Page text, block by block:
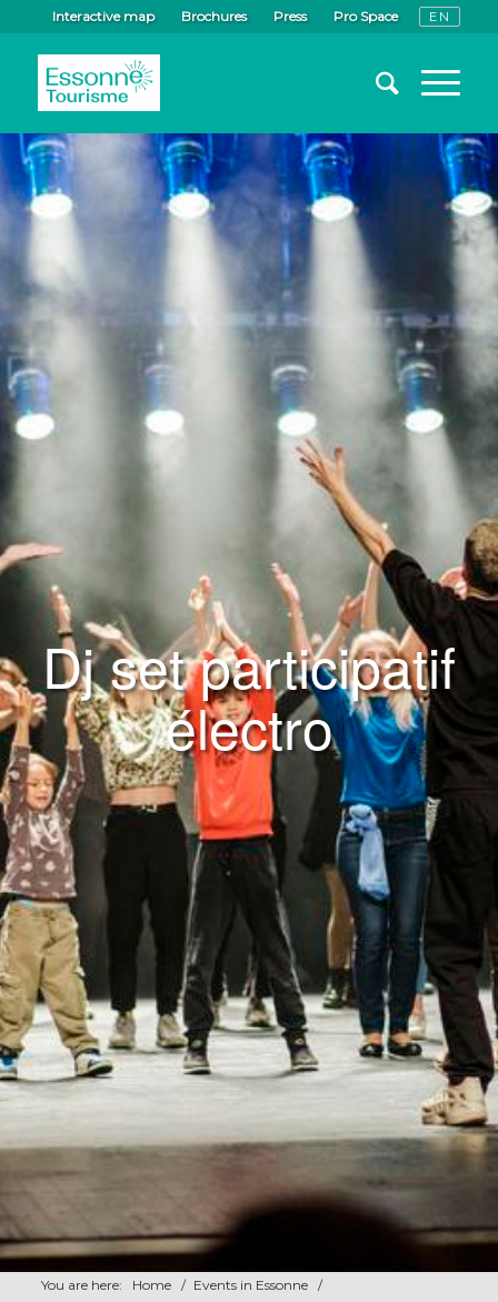
Interactive map Brochures Press Pro Space
Dj set participatif
électro
You are here: Home / Events in Essonne
/